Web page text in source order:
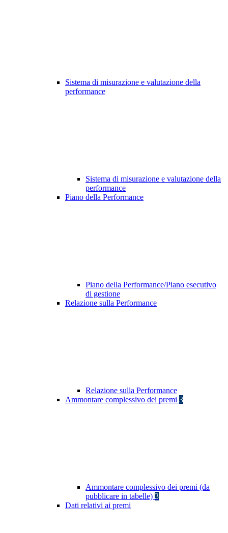
Sistema di misurazione e valutazione della
performance
Sistema di misurazione e valutazione della
performance
Piano della Performance
Piano della Performance/Piano esecutivo
di gestione
Relazione sulla Performance
Relazione sulla Performance
Ammontare complessivo dei premi 3
Ammontare complessivo dei premi (da
pubblicare in tabelle) 3
Dati relativi ai premi